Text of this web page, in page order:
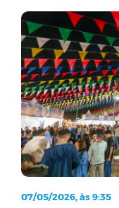
07/05/2026, às 9:35